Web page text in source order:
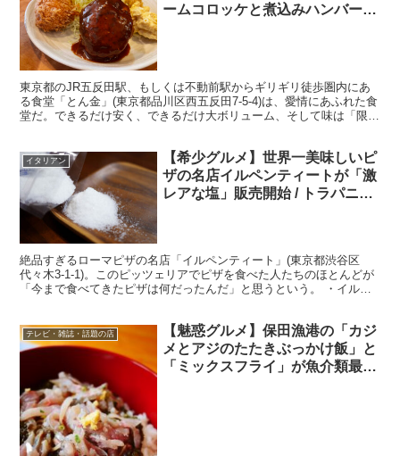
ームコロッケと煮込みハンバーグ
東京都のJR五反田駅、もしくは不動前駅からギリギリ徒歩圏内にあ
る食堂「とん金」(東京都品川区西五反田7-5-4)は、愛情にあふれた食
堂だ。できるだけ安く、できるだけ大ボリューム、そして味は「限り
イタリアン
【希少グルメ】世界一美味しいピ
ザの名店イルペンティートが「激
レアな塩」販売開始 / トラパニ産
絶品すぎるローマピザの名店「イルペンティート」(東京都渋谷区
代々木3-1-1)。このピッツェリアでピザを食べた人たちのほとんどが
「今まで食べてきたピザは何だったんだ」と思うという。 ・イルペ
テレビ・雑誌・話題の店
【魅惑グルメ】保田漁港の「カジ
メとアジのたたきぶっかけ飯」と
「ミックスフライ」が魚介類最強